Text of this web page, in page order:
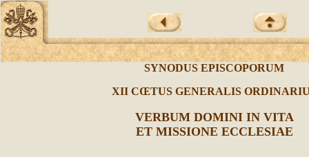
SYNODUS EPISCOPORUM
XII CŒTUS GENERALIS
VERBUM DOMINI IN VITA
ET MISSIONE ECCLESIAE